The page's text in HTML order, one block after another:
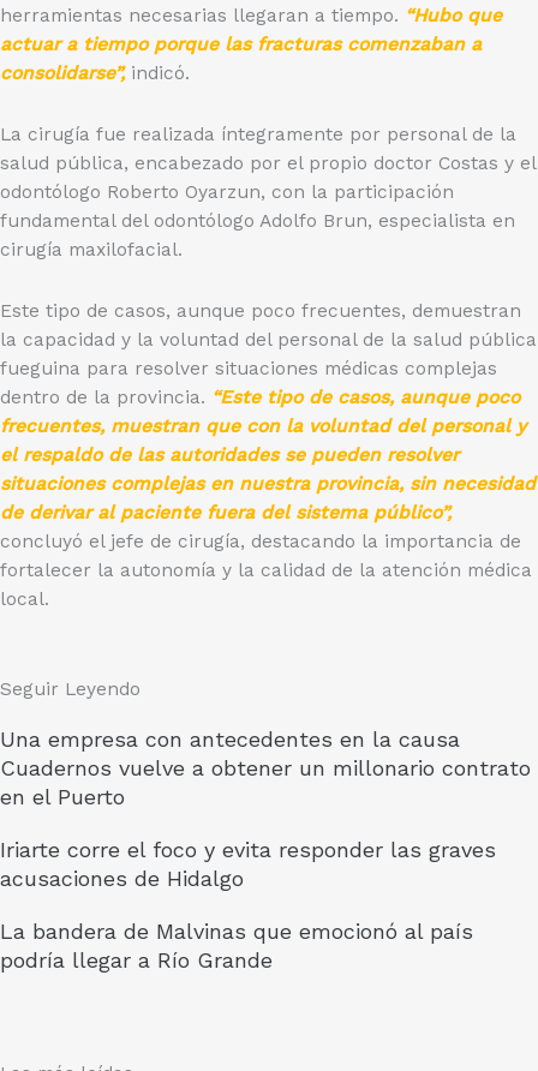
herramientas necesarias llegaran a tiempo. “Hubo que
actuar a tiempo porque las fracturas comenzaban a
consolidarse”,indicó.
La cirugía fue realizada íntegramente por personal de la
salud pública, encabezado por el propio doctor Costas y el
odontólogo Roberto Oyarzun, con la participación
fundamental del odontólogo Adolfo Brun, especialista en
cirugía maxilofacial.
Este tipo de casos, aunque poco frecuentes, demuestran
la capacidad y la voluntad del personal de la salud pública
fueguina para resolver situaciones médicas complejas
dentro de la provincia. “Este tipo de casos, aunque poco
frecuentes, muestran que con la voluntad del personal y
el respaldo de las autoridades se pueden resolver
situaciones complejas en nuestra provincia, sin necesidad
de derivar al paciente fuera del sistema público”,
concluyó el jefe de cirugía, destacando la importancia de
fortalecer la autonomía y la calidad de la atención médica
local.
Seguir Leyendo
Una empresa con antecedentes en la causa
Cuadernos vuelve a obtener un millonario contrato
en el Puerto
Iriarte corre el foco y evita responder las graves
acusaciones de Hidalgo
La bandera de Malvinas que emocionó al país
podría llegar a Río Grande